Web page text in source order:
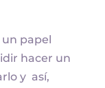
papel
hacer un
y así,